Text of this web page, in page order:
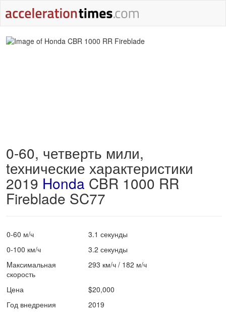
0-60, четверть мили,
tехнические характеристики
2019 Honda CBR 1000 RR
Fireblade SC77
0-60 м/ч
3.1 секунды
0-100 км/ч
3.2 секунды
Mаксимальная
скорость
293 км/ч / 182 м/ч
Цена
$20,000
Год внедрения
2019